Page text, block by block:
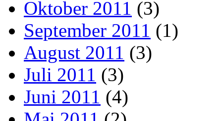
Oktober 2011 (3)
September 2011 (1)
August 2011 (3)
Juli 2011 (3)
Juni 2011 (4)